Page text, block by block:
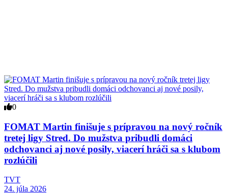
0
FOMAT Martin finišuje s prípravou na nový ročník
tretej ligy Stred. Do mužstva pribudli domáci
odchovanci aj nové posily, viacerí hráči sa s klubom
rozlúčili
TVT
24. júla 2026